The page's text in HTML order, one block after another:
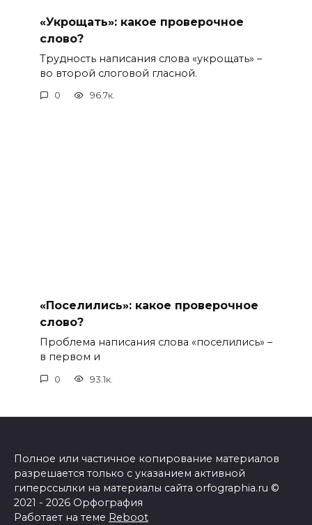
«Укрощать»: какое проверочное
слово?
Трудность написания слова «укрощать» –
во второй слоговой гласной.
0 96.7к.
«Поселились»: какое проверочное
слово?
Проблема написания слова «поселились» –
в первом и
0 93.1к.
Полное или частичное копирование материалов
разрешается только с указанием активной
гиперссылки на материалы сайта orfographia.ru ©
2021 - 2026 Орфография
Работает на теме Reboot